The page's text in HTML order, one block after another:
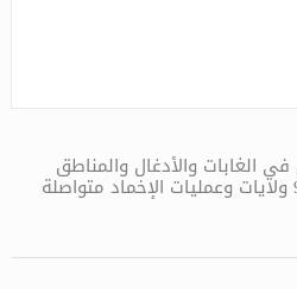
الغابات والأدغال والمناطق